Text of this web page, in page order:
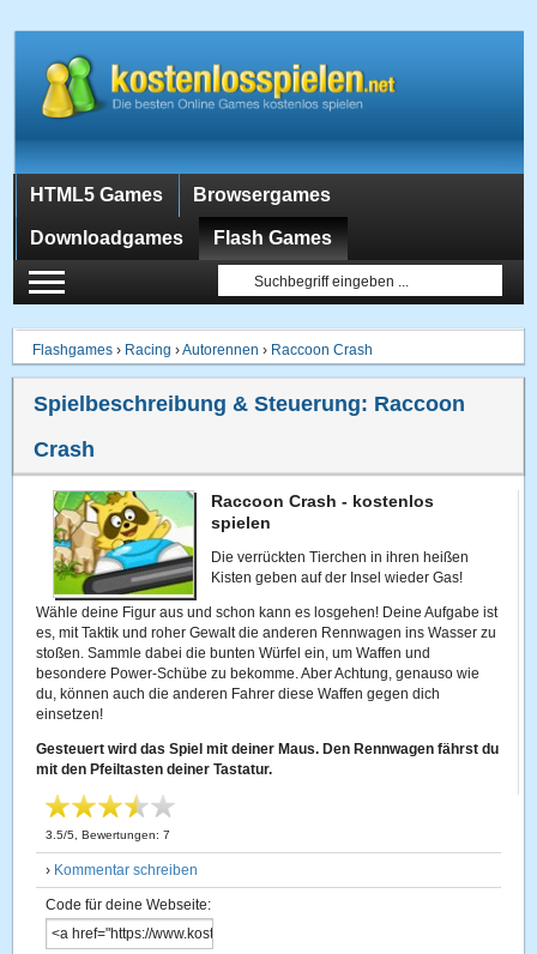
HTML5 Games Browsergames
Downloadgames Flash Games
Flashgames › Racing ›Autorennen › Raccoon Crash
Spielbeschreibung & Steuerung: Raccoon
Crash
Raccoon Crash - kostenlos
spielen
Die verrückten Tierchen in ihren heißen
Kisten geben auf der Insel wieder Gas!
Wähle deine Figur aus und schon kann es losgehen! Deine Aufgabe ist
es, mit Taktik und roher Gewalt die anderen Rennwagen ins Wasser zu
stoßen. Sammle dabei die bunten Würfel ein, um Waffen und
besondere Power-Schübe zu bekomme. Aber Achtung, genauso wie
du, können auch die anderen Fahrer diese Waffen gegen dich
einsetzen!
Gesteuert wird das Spiel mit deiner Maus. Den Rennwagen fährst du
mit den Pfeiltasten deiner Tastatur.
3.5/5 , Bewertungen:7
› Kommentar schreiben
Code für deine Webseite: